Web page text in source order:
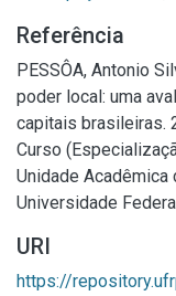
Referência
PESSÔA, Antonio
poder local: uma
capitais brasileiras.
Curso
Unidade Acadêmica
Universidade
URI
https://